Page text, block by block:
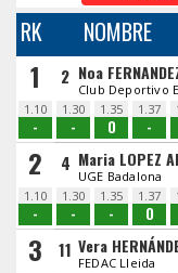
RK NOMBRE
1 2 Noa
Club Deportivo
1.10
-
1.30
-
1.35
O
1.37
-
2 4 Maria LOPEZ
UGE Badalona
1.10
-
1.30
-
1.35
-
1.37
O
3 11 Vera
FEDAC Lleida